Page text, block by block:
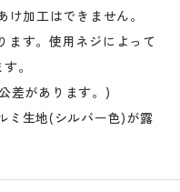
加工はできません。
す。使用ネジによって
。
差があります。)
ミ生地(シルバー色)が露